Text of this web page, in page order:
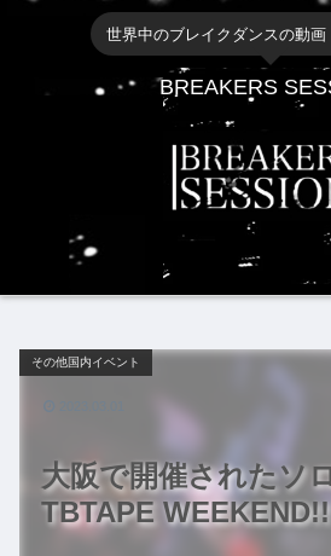
世界中のブレイクダンスの動画
BREAKERS
大阪で開催されたソ
TBTAPE WEEKEND!!
その他国内イベント